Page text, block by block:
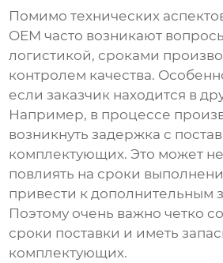
Помимо технических
OEM часто возникают
логистикой, сроками
контролем качества.
если заказчик находится в
Например, в процессе
возникнуть задержка с
комплектующих. Это может
повлиять на сроки
привести к дополнительным
Поэтому очень важно четко
сроки поставки и иметь
комплектующих.